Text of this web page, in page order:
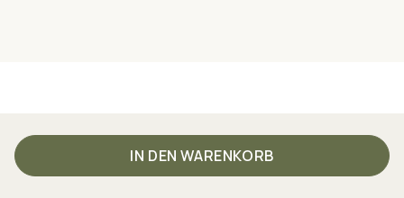
IN DEN WARENKORB